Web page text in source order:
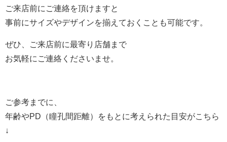
ご来店前にご連絡を頂けますと
事前にサイズやデザインを揃えておくことも可能です。
ぜひ、ご来店前に最寄り店舗まで
お気軽にご連絡くださいませ。
ご参考までに、
年齢やPD（瞳孔間距離）をもとに考えられた目安がこちら
↓